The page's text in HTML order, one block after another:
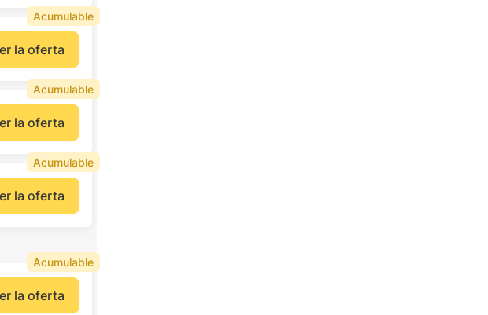
la oferta
Acumulable
la oferta
Acumulable
la oferta
Acumulable
la oferta
Acumulable